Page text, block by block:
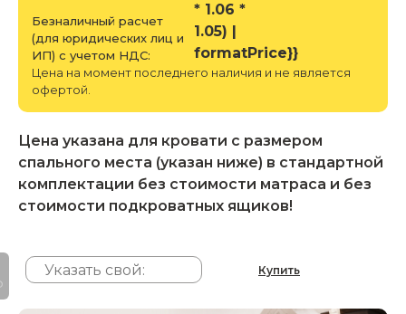
Безналичный расчет
(для юридических лиц и
ИП) с учетом НДС:
* 1.06 *
1.05) |
formatPrice}}
Цена на момент последнего наличия и не является
офертой.
Цена указана для кровати с размером
спального места (указан ниже) в стандартной
комплектации без стоимости матраса и без
стоимости подкроватных ящиков!
Купить